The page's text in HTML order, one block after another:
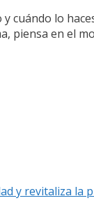
cuándo lo
piensa en el
y revitaliza la